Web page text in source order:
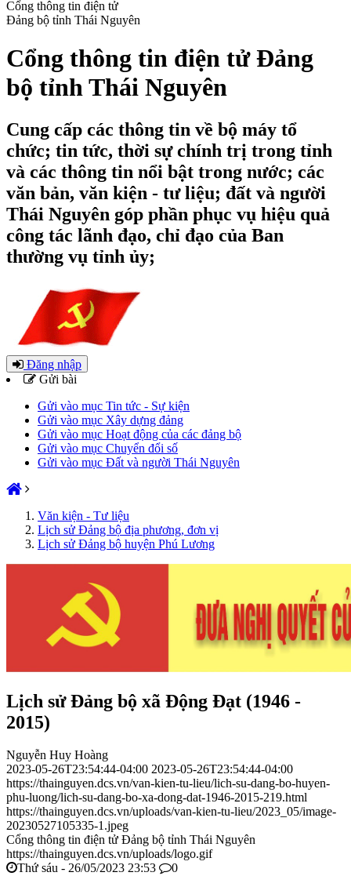
Cổng thông tin điện tử
Đảng bộ tỉnh Thái Nguyên
Cổng thông tin điện tử Đảng
bộ tỉnh Thái Nguyên
Cung cấp các thông tin về bộ máy tổ
chức; tin tức, thời sự chính trị trong tỉnh
và các thông tin nổi bật trong nước; các
văn bản, văn kiện - tư liệu; đất và người
Thái Nguyên góp phần phục vụ hiệu quả
công tác lãnh đạo, chỉ đạo của Ban
thường vụ tỉnh ủy;
Đăng nhập
Gửi bài
Gửi vào mục Tin tức - Sự kiện
Gửi vào mục Xây dựng đảng
Gửi vào mục Hoạt động của các đảng bộ
Gửi vào mục Chuyển đổi số
Gửi vào mục Đất và người Thái Nguyên
Văn kiện - Tư liệu
Lịch sử Đảng bộ địa phương, đơn vị
Lịch sử Đảng bộ huyện Phú Lương
Lịch sử Đảng bộ xã Động Đạt (1946 -
2015)
Nguyễn Huy Hoàng
2023-05-26T23:54:44-04:00 2023-05-26T23:54:44-04:00
https://thainguyen.dcs.vn/van-kien-tu-lieu/lich-su-dang-bo-huyen-
phu-luong/lich-su-dang-bo-xa-dong-dat-1946-2015-219.html
https://thainguyen.dcs.vn/uploads/van-kien-tu-lieu/2023_05/image-
20230527105335-1.jpeg
Cổng thông tin điện tử Đảng bộ tỉnh Thái Nguyên
https://thainguyen.dcs.vn/uploads/logo.gif
Thứ sáu - 26/05/2023 23:53
0